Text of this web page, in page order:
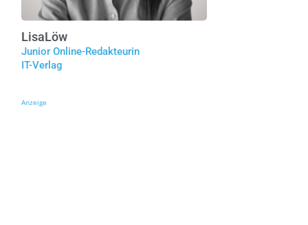
LisaLöw
Junior Online-Redakteurin
IT-Verlag
Anzeige